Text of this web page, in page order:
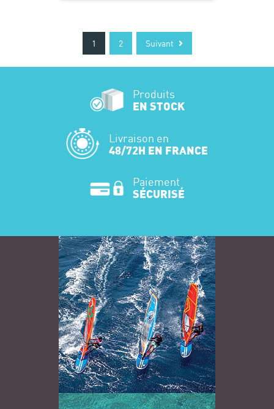
1 2 Suivant
Produits
EN STOCK
Livraison en
48/72H EN FRANCE
Paiement
SÉCURISÉ